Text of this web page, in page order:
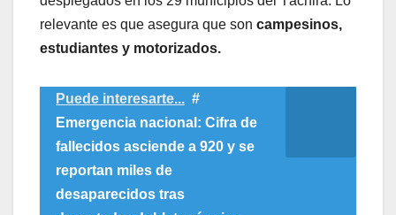
relevante es que asegura que son campesinos,
estudiantes y motorizados.
Puede interesarte... #
Emergencia nacional: Cifra de
fallecidos asciende a 920 y se
reportan miles de
desaparecidos tras